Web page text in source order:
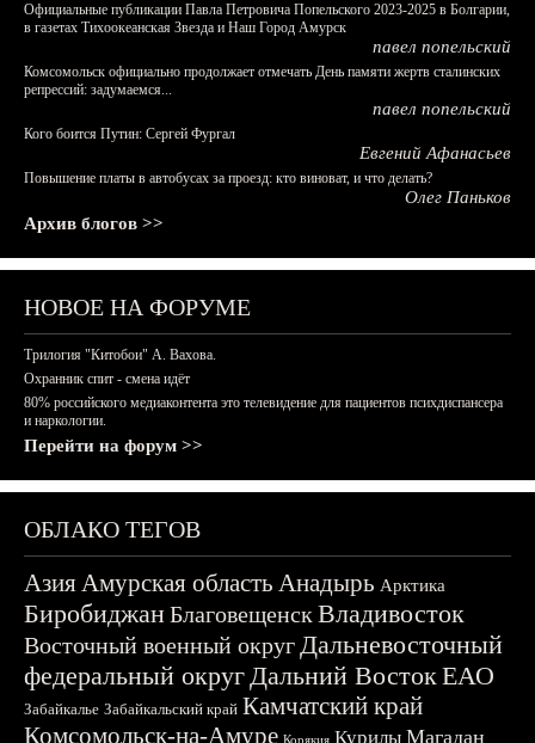
Официальные публикации Павла Петровича Попельского 2023-2025 в Болгарии,
в газетах Тихоокеанская Звезда и Наш Город Амурск
павел попельский
Комсомольск официально продолжает отмечать День памяти жертв сталинских
репрессий: задумаемся...
павел попельский
Кого боится Путин: Сергей Фургал
Евгений Афанасьев
Повышение платы в автобусах за проезд: кто виноват, и что делать?
Олег Паньков
Архив блогов >>
НОВОЕ НА ФОРУМЕ
Трилогия "Китобои" А. Вахова.
Охранник спит - смена идёт
80% российского медиаконтента это телевидение для пациентов психдиспансера
и наркологии.
Перейти на форум >>
ОБЛАКО ТЕГОВ
АзияАмурская область Анадырь Арктика
БиробиджанБлаговещенскВладивосток
Восточный военный округДальневосточный
федеральный округДальний ВостокЕАО
Забайкалье Забайкальский край Камчатский край
Комсомольск-на-Амуре Корякия Курилы Магадан